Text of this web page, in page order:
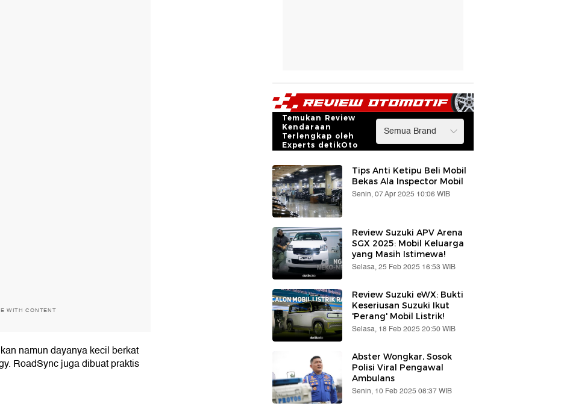
WITH CONTENT
namun dayanya kecil berkat
RoadSync juga dibuat praktis
Temukan Review
Kendaraan
Terlengkap oleh
Experts detikOto
Tips Anti Ketipu Beli Mobil
Bekas Ala Inspector Mobil
Senin, 07 Apr 2025 10:06 WIB
Review Suzuki APV Arena
SGX 2025: Mobil Keluarga
yang Masih Istimewa!
Selasa, 25 Feb 2025 16:53 WIB
Review Suzuki eWX: Bukti
Keseriusan Suzuki Ikut
'Perang' Mobil Listrik!
Selasa, 18 Feb 2025 20:50 WIB
Abster Wongkar, Sosok
Polisi Viral Pengawal
Ambulans
Senin, 10 Feb 2025 08:37 WIB